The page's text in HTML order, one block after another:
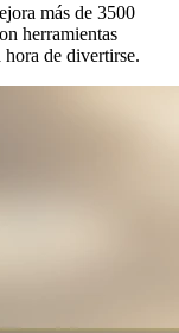
más de 3500
herramientas
de divertirse.